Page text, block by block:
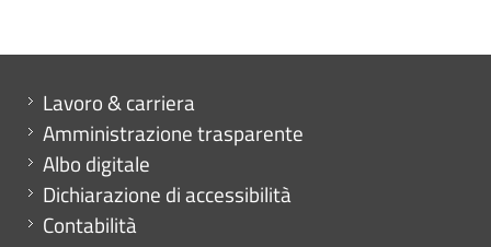
Mini menu di servizio
Lavoro & carriera
Amministrazione trasparente
Albo digitale
Dichiarazione di accessibilità
Contabilità